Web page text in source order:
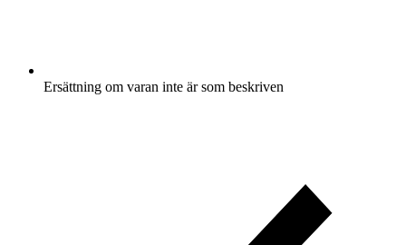
Ersättning om varan inte är som beskriven